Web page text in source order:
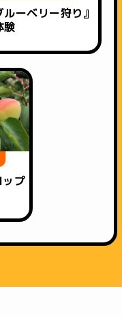
ルーベリー狩り』
験
ップ